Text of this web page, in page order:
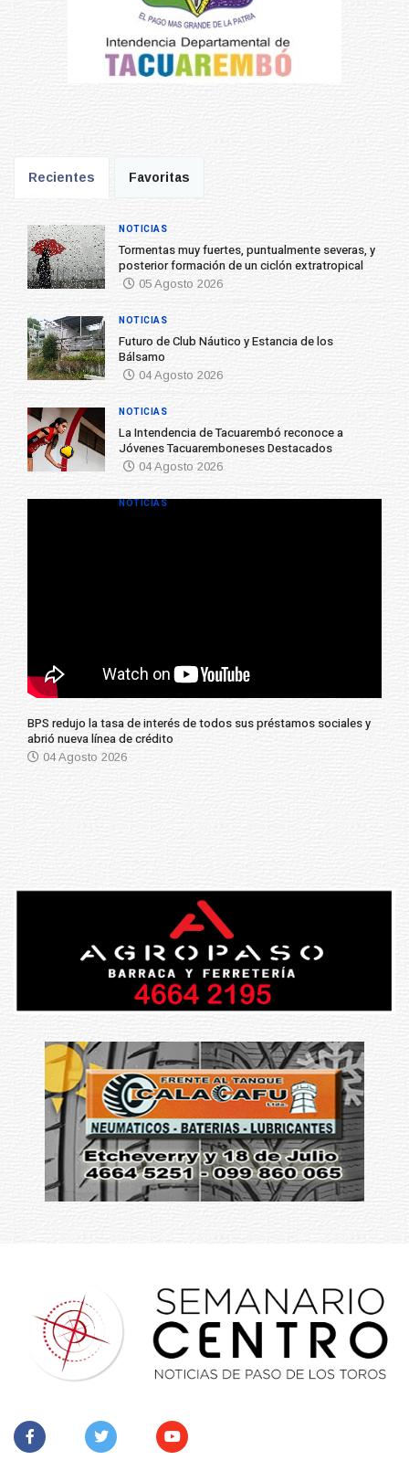
Recientes Favoritas
Tormentas muy fuertes, puntualmente severas, y
posterior formación de un ciclón extratropical
05 Agosto 2026
NOTICIAS
Futuro de Club Náutico y Estancia de los
Bálsamo
04 Agosto 2026
NOTICIAS
La Intendencia de Tacuarembó reconoce a
Jóvenes Tacuaremboneses Destacados
04 Agosto 2026
NOTICIAS
BPS redujo la tasa de interés de todos sus préstamos sociales y
abrió nueva línea de crédito
04 Agosto 2026
NOTICIAS